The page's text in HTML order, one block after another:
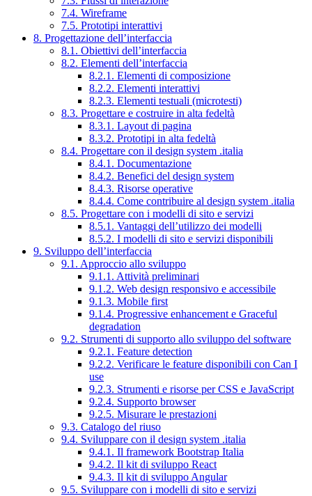
7.4. Wireframe
7.5. Prototipi interattivi
8. Progettazione dell’interfaccia
8.1. Obiettivi dell’interfaccia
8.2. Elementi dell’interfaccia
8.2.1. Elementi di composizione
8.2.2. Elementi interattivi
8.2.3. Elementi testuali (microtesti)
8.3. Progettare e costruire in alta fedeltà
8.3.1. Layout di pagina
8.3.2. Prototipi in alta fedeltà
8.4. Progettare con il design system .italia
8.4.1. Documentazione
8.4.2. Benefici del design system
8.4.3. Risorse operative
8.4.4. Come contribuire al design system .italia
8.5. Progettare con i modelli di sito e servizi
8.5.1. Vantaggi dell’utilizzo dei modelli
8.5.2. I modelli di sito e servizi disponibili
9. Sviluppo dell’interfaccia
9.1. Approccio allo sviluppo
9.1.1. Attività preliminari
9.1.2. Web design responsivo e accessibile
9.1.3. Mobile first
9.1.4. Progressive enhancement e Graceful
degradation
9.2. Strumenti di supporto allo sviluppo del software
9.2.1. Feature detection
9.2.2. Verificare le feature disponibili con Can I
use
9.2.3. Strumenti e risorse per CSS e JavaScript
9.2.4. Supporto browser
9.2.5. Misurare le prestazioni
9.3. Catalogo del riuso
9.4. Sviluppare con il design system .italia
9.4.1. Il framework Bootstrap Italia
9.4.2. Il kit di sviluppo React
9.4.3. Il kit di sviluppo Angular
9.5. Sviluppare con i modelli di sito e servizi